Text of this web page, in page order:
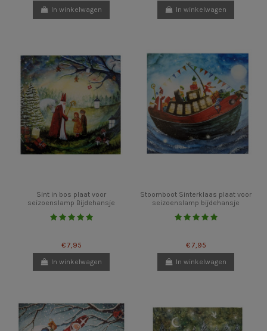
In winkelwagen In winkelwagen
Sint in bos plaat voor
seizoenslamp Bijdehansje
€ 7,95
In winkelwagen
Stoomboot Sinterklaas plaat voor
seizoenslamp bijdehansje
€ 7,95
In winkelwagen